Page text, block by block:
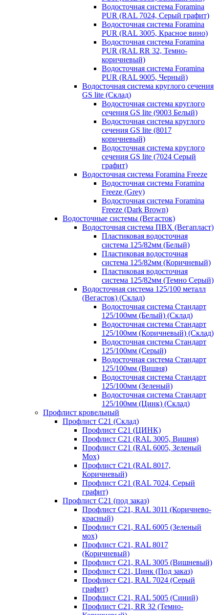
Водосточная система Foramina
PUR (RAL 7024, Серый графит)
Водосточная система Foramina
PUR (RAL 3005, Красное вино)
Водосточная система Foramina
PUR (RAL RR 32, Темно-
коричневый)
Водосточная система Foramina
PUR (RAL 9005, Черный)
Водосточная система круглого сечения
GS lite (Склад)
Водосточная система круглого
сечения GS lite (9003 Белый)
Водосточная система круглого
сечения GS lite (8017
коричневый)
Водосточная система круглого
сечения GS lite (7024 Серый
графит)
Водосточная система Foramina Freeze
Водосточная система Foramina
Freeze (Grey)
Водосточная система Foramina
Freeze (Dark Brown)
Водосточные системы (Вегасток)
Водосточная система ПВХ (Вегапласт)
Пластиковая водосточная
система 125/82мм (Белый)
Пластиковая водосточная
система 125/82мм (Коричневый)
Пластиковая водосточная
система 125/82мм (Темно Серый)
Водосточная система 125/100 металл
(Вегасток) (Склад)
Водосточная система Стандарт
125/100мм (Белый) (Склад)
Водосточная система Стандарт
125/100мм (Коричневый) (Склад)
Водосточная система Стандарт
125/100мм (Серый)
Водосточная система Стандарт
125/100мм (Вишня)
Водосточная система Стандарт
125/100мм (Зеленый)
Водосточная система Стандарт
125/100мм (Цинк) (Склад)
Профлист кровельный
Профлист С21 (Склад)
Профлист С21 (ЦИНК)
Профлист С21 (RAL 3005, Вишня)
Профлист С21 (RAL 6005, Зеленый
Мох)
Профлист С21 (RAL 8017,
Коричневый)
Профлист С21 (RAL 7024, Серый
графит)
Профлист С21 (под заказ)
Профлист С21, RAL 3011 (Коричнево-
красный)
Профлист С21, RAL 6005 (Зеленый
мох)
Профлист С21, RAL 8017
(Коричневый)
Профлист С21, RAL 3005 (Вишневый)
Профлист С21, Цинк (Под заказ)
Профлист С21, RAL 7024 (Серый
графит)
Профлист С21, RAL 5005 (Синий)
Профлист С21, RR 32 (Темно-